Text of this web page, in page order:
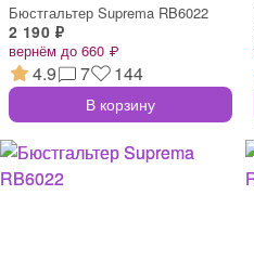
Бюстгальтер Suprema RB6022
2 190 ₽
вернём до 660 ₽
4.9 7 144
В корзину